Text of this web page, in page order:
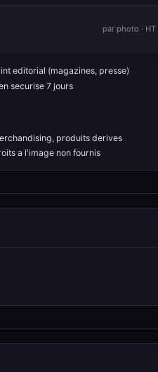
par photo ·
editorial (magazines, presse)
securise 7 jours
produits derives
a l'image non fournis